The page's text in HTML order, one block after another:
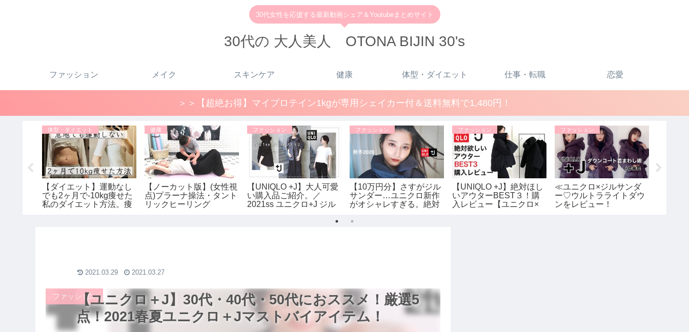
30代女性を応援する最新動画シェア＆Youtubeまとめサイト
30代の 大人美人 OTONA BIJIN 30's
ファッション メイク スキンケア 健康 体型・ダイエット 仕事・転職 恋愛
＞＞【超絶お得】マイプロテイン1kgが専用シェイカー付＆送料無料で1,480円！
体型・ダイエット
【ダイエット】運動なし
でも2ヶ月で-10kg痩せた
私のダイエット方法。痩
健康
【ノーカット版】(女性視
点)プラーナ操法・タント
リックヒーリング
ファッション
【UNIQLO +J】大人可愛
い購入品ご紹介。／
2021ss ユニクロ+J ジル
ファッション
【10万円分】さすがジル
サンダー…ユニクロ新作
がオシャレすぎる。絶対
UNIQLO×ジルサンダーコ
ファッション
【UNIQLO +J】絶対ほし
いアウターBEST３！購
入レビュー【ユニクロ×
ファッション
≪ユニクロ×ジルサンダ
ー♡ウルトラライトダウ
ンをレビュー！
【ユニクロ＋J】30代・40代・50代におススメ！厳選5
点！2021春夏ユニクロ＋Jマストバイアイテム！
ファッション
2021.03.29 2021.03.27